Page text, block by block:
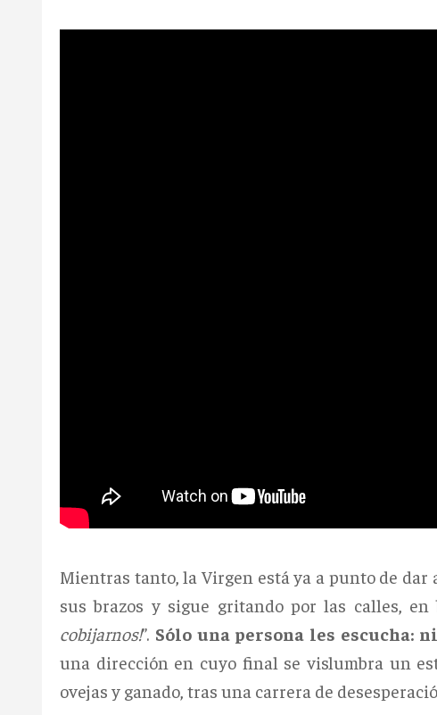
Mientras tanto, la Virgen está ya a punto de dar
sus brazos y sigue gritando por las calles, en
cobijarnos!”. Sólo una persona les escucha:
una dirección en cuyo final se vislumbra un
ovejas y ganado, tras una carrera de